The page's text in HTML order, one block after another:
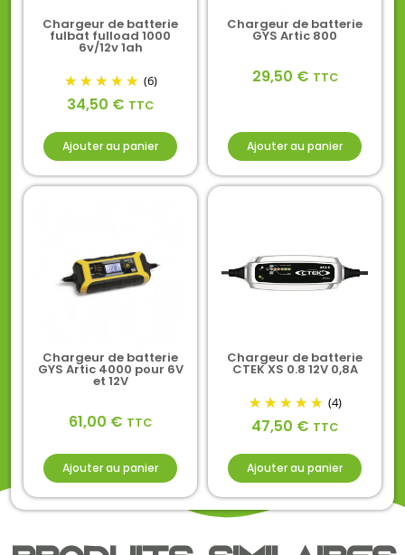
Chargeur de batterie
fulbat fulload 1000
6v/12v 1ah
(6)
34,50 € TTC
Ajouter au panier
Chargeur de batterie
GYS Artic 800
29,50 € TTC
Ajouter au panier
Chargeur de batterie
GYS Artic 4000 pour 6V
et 12V
61,00 € TTC
Ajouter au panier
Chargeur de batterie
CTEK XS 0.8 12V 0,8A
(4)
47,50 € TTC
Ajouter au panier